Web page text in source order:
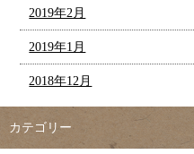
2019年2月
2019年1月
2018年12月
カテゴリー